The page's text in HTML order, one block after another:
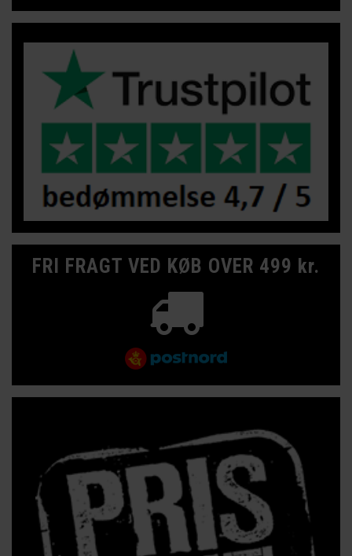
FRI FRAGT VED KØB OVER 499 kr.